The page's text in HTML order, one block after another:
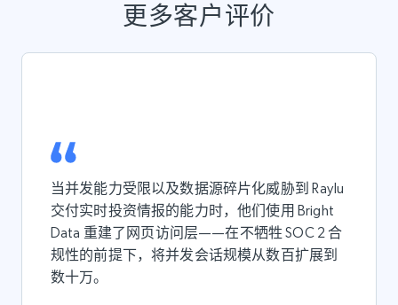
更多客户评价
当并发能力受限以及数据源碎片化威胁到 Raylu
交付实时投资情报的能力时，他们使用 Bright
Data 重建了网页访问层——在不牺牲 SOC 2 合
规性的前提下，将并发会话规模从数百扩展到
数十万。